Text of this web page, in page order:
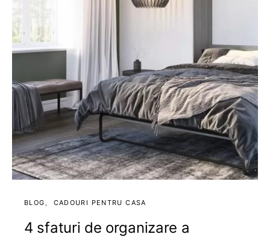
BLOG CADOURI PENTRU CASA
4 sfaturi de organizare a